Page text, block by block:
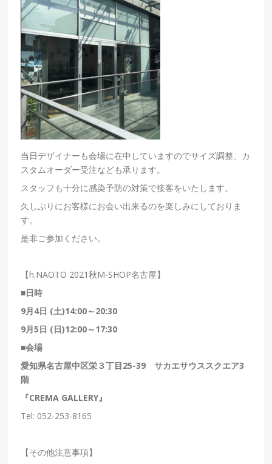
当日デザイナーも会場に在中していますのでサイズ調整、カ
スタムオーダー受注なども承ります。
スタッフも十分に感染予防の対策で接客をいたします。
久しぶりにお客様にお会い出来るのを楽しみにしておりま
す。
是非ご参加ください。
【h.NAOTO 2021秋M-SHOP名古屋】
■日時
9月4日 (土)14:00～20:30
9月5日 (日)12:00～17:30
■会場
愛知県名古屋中区栄３丁目25-39 サカエサウススクエア3
階
『CREMA GALLERY』
Tel: 052-253-8165
【その他注意事項】